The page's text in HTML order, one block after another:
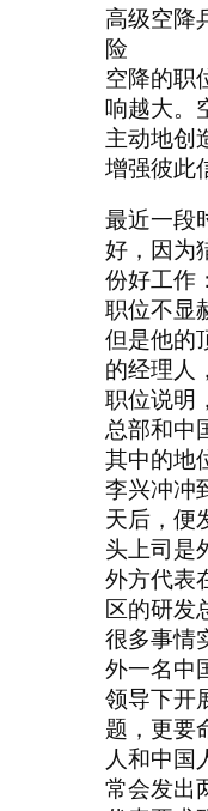
高级空降
险
空降的职
响越大。
主动地创
增强彼此
最近一段
好，因为
份好工作
职位不显
但是他的
的经理人
职位说明
总部和中
其中的地
李兴冲冲
天后，便
头上司是
外方代表
区的研发
很多事情
外一名中
领导下开
题，更要
人和中国
常会发出